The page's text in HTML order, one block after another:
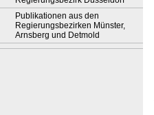
Publikationen aus den
Regierungsbezirken Münster,
Arnsberg und Detmold